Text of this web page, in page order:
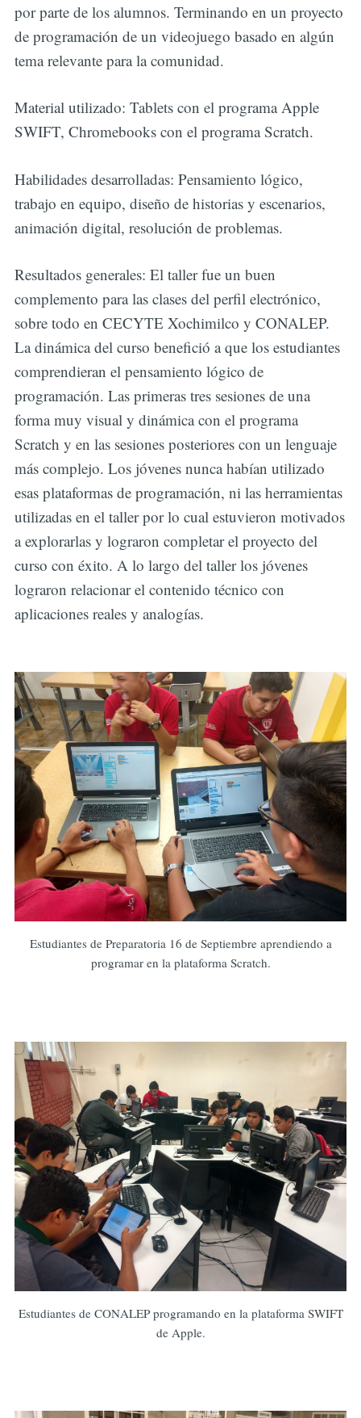
por parte de los alumnos. Terminando en un proyecto
de programación de un videojuego basado en algún
tema relevante para la comunidad.
Material utilizado: Tablets con el programa Apple
SWIFT, Chromebooks con el programa Scratch.
Habilidades desarrolladas: Pensamiento lógico,
trabajo en equipo, diseño de historias y escenarios,
animación digital, resolución de problemas.
Resultados generales: El taller fue un buen
complemento para las clases del perfil electrónico,
sobre todo en CECYTE Xochimilco y CONALEP.
La dinámica del curso benefició a que los estudiantes
comprendieran el pensamiento lógico de
programación. Las primeras tres sesiones de una
forma muy visual y dinámica con el programa
Scratch y en las sesiones posteriores con un lenguaje
más complejo. Los jóvenes nunca habían utilizado
esas plataformas de programación, ni las herramientas
utilizadas en el taller por lo cual estuvieron motivados
a explorarlas y lograron completar el proyecto del
curso con éxito. A lo largo del taller los jóvenes
lograron relacionar el contenido técnico con
aplicaciones reales y analogías.
Estudiantes de Preparatoria 16 de Septiembre aprendiendo a
programar en la plataforma Scratch.
Estudiantes de CONALEP programando en la plataforma SWIFT
de Apple.